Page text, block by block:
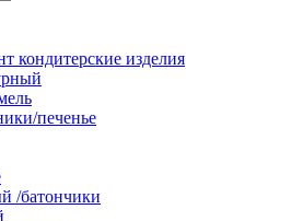
кондитерские изделия
печенье
/батончики